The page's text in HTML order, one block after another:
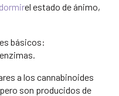
dormirel estado de ánimo,
básicos:
a los cannabinoides
son producidos de